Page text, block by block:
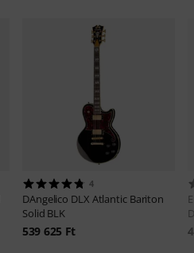
4
DAngelico DLX Atlantic Bariton
Solid BLK
539 625 Ft